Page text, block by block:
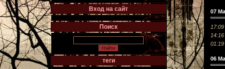
Вход на сайт
Поиск
теги
07
17:09
14:16
01:19
06